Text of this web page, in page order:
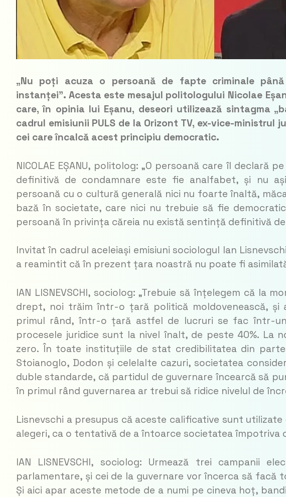
„Nu poți acuza o persoană de fapte criminale
instanței”. Acesta este mesajul politologului Nicolae
care, în opinia lui Eșanu, deseori utilizează sintagma
cadrul emisiunii PULS de la Orizont TV, ex-vice-
cei care încalcă acest principiu democratic.
NICOLAE EȘANU, politolog: „O persoană care îl declară
definitivă de condamnare este fie analfabet, și nu
persoană cu o cultură generală nici nu foarte înaltă,
bază în societate, care nici nu trebuie să fie
persoană în privința căreia nu există sentință definitivă
Invitat în cadrul aceleiași emisiuni sociologul Ian
a reamintit că în prezent țara noastră nu poate fi
IAN LISNEVSCHI, sociolog: „Trebuie să înțelegem că la
drept, noi trăim într-o țară politică moldovenească,
primul rând, într-o țară astfel de lucruri se fac într-
procesele juridice sunt la nivel înalt, de peste 40%. La
zero. În toate instituțiile de stat credibilitatea din
Stoianoglo, Dodon și celelalte cazuri, societatea
duble standarde, că partidul de guvernare încearcă să
în primul rând guvernarea ar trebui să ridice nivelul de
Lisnevschi a presupus că aceste calificative sunt
alegeri, ca o tentativă de a întoarce societatea împotriva
IAN LISNEVSCHI, sociolog: Urmează trei campanii
parlamentare, și cei de la guvernare vor încerca să facă
Și aici apar aceste metode de a numi pe cineva hoț,